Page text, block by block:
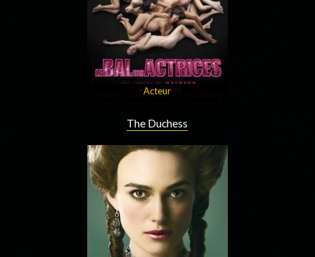
Acteur
The Duchess